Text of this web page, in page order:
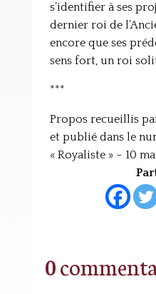
s’identifier à ses
dernier roi de
encore que ses
sens fort, un roi
***
Propos recueillis
et publié dans le
« Royaliste » – 10
0